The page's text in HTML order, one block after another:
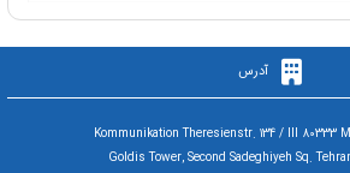
آدرس
Kommunikation Theresienstr. 134 / III 80333
Goldis Tower, Second Sadeghiyeh Sq. Tehran